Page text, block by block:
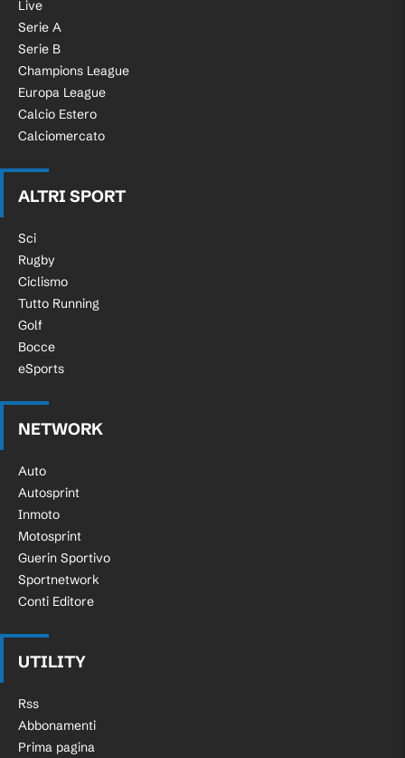
Live
Serie A
Serie B
Champions League
Europa League
Calcio Estero
Calciomercato
ALTRI SPORT
Sci
Rugby
Ciclismo
Tutto Running
Golf
Bocce
eSports
NETWORK
Auto
Autosprint
Inmoto
Motosprint
Guerin Sportivo
Sportnetwork
Conti Editore
UTILITY
Rss
Abbonamenti
Prima pagina